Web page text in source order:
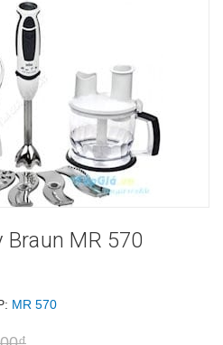
Braun MR 570
MR 570